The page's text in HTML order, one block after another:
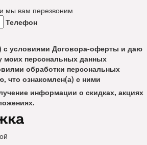
мы вам перезвоним
Телефон
с условиями Договора-оферты и даю
моих персональных данных
обработки персональных
что ознакомлен(а) с ними
информации о скидках, акциях